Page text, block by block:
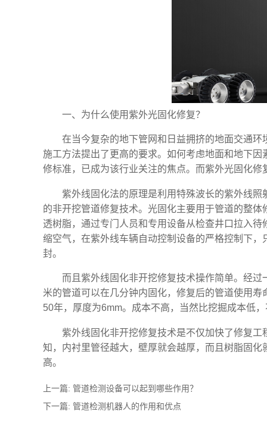
一、为什么使用紫外光固化修复？
在当今复杂的地下管网和日益拥挤的地面交通
施工方法提出了更高的要求。如何考虑地面和地下
修标准，已成为该行业关注的焦点。而紫外光固化
紫外线固化法的原理是利用特殊波长的紫外线
的非开挖管道修复技术。光固化主要用于管道的整
透树脂，通过专门人员和专用设备从检查井口拉入
缩空气，在紫外线车辆自动控制设备的严格控制下
封。
而且紫外线固化非开挖修复技术操作简单。经
米的管道可以在几分钟内固化，修复后的管道使用
50年，厚度为6mm。成本不高，当然比挖掘成本低
紫外线固化非开挖修复技术是不仅加快了修复
知，内衬里管径越大，壁厚就会越厚，而且树脂固
高。
上一篇: 管道检测设备可以起到哪些作用？
下一篇: 管道检测机器人的作用和优点